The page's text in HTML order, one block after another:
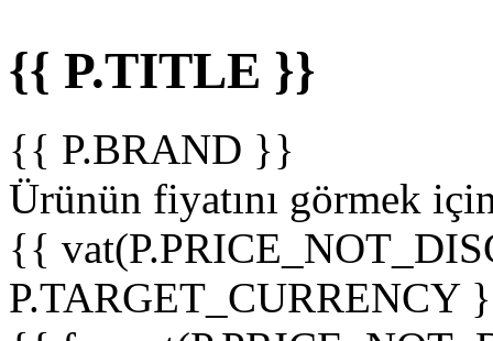
{{ P.TITLE }}
{{ P.BRAND }}
Ürünün fiyatını görmek
{{
P.TARGET_CURRENCY